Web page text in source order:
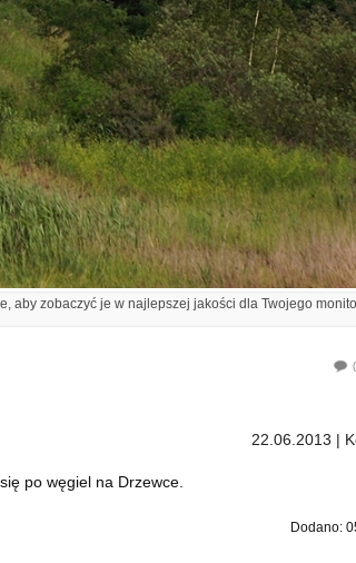
aby zobaczyć je w najlepszej jakości dla Twojego
22.06.2013 |
po węgiel na Drzewce.
Dodano: